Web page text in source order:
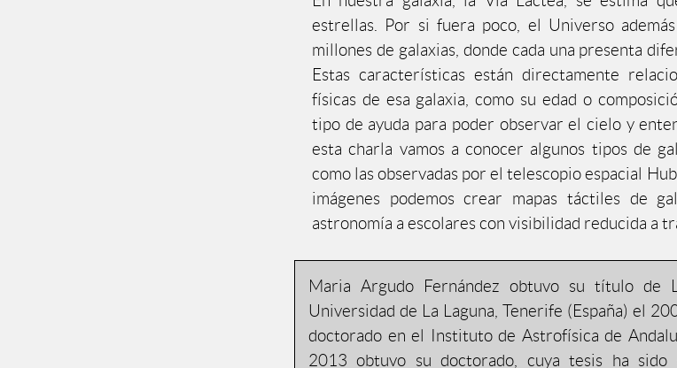
estrellas. Por si fuera poco, el Universo
millones de galaxias, donde cada una presenta
Estas características están directamente
físicas de esa galaxia, como su edad o
tipo de ayuda para poder observar el cielo y
esta charla vamos a conocer algunos tipos de
como las observadas por el telescopio espacial
imágenes podemos crear mapas táctiles de
astronomía a escolares con visibilidad reducida a
Maria Argudo Fernández obtuvo su título de
Universidad de La Laguna, Tenerife (España) el
doctorado en el Instituto de Astrofísica de
2013 obtuvo su doctorado, cuya tesis ha sido